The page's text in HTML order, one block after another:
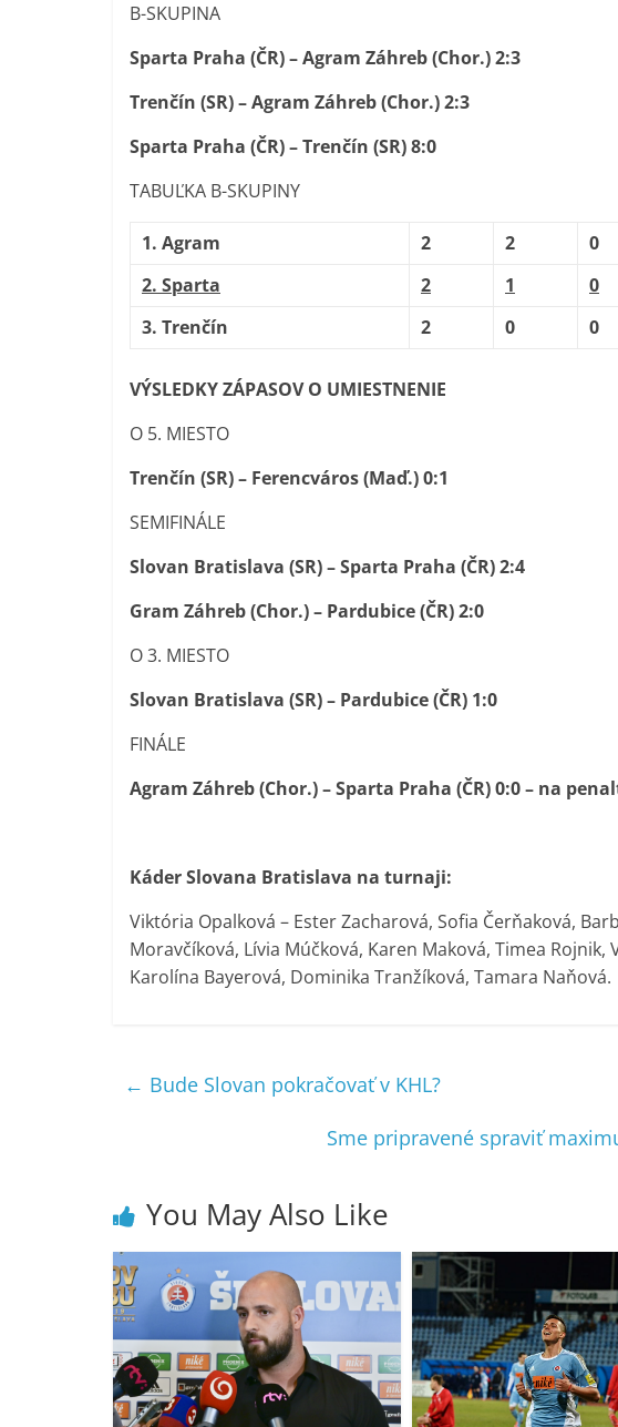
B-SKUPINA
Sparta Praha (ČR) – Agram Záhreb (Chor.) 2:3
Trenčín (SR) – Agram Záhreb (Chor.) 2:3
Sparta Praha (ČR) – Trenčín (SR) 8:0
TABUĽKA B-SKUPINY
1. Agram 2 2 0
2. Sparta
2 1 0
3. Trenčín
2 0 0
VÝSLEDKY ZÁPASOV O UMIESTNENIE
O 5. MIESTO
Trenčín (SR) – Ferencváros (Maď.) 0:1
SEMIFINÁLE
Slovan Bratislava (SR) – Sparta Praha (ČR) 2:4
Gram Záhreb (Chor.) – Pardubice (ČR) 2:0
O 3. MIESTO
Slovan Bratislava (SR) – Pardubice (ČR) 1:0
FINÁLE
Agram Záhreb (Chor.) – Sparta Praha (ČR) 0:0 – na
Káder Slovana Bratislava na turnaji:
Viktória Opalková – Ester Zacharová, Sofia Čerňaková,
Moravčíková, Lívia Múčková, Karen Maková, Timea Rojnik,
Karolína Bayerová, Dominika Tranžíková, Tamara Naňová.
← Bude Slovan pokračovať v KHL?
Sme pripravené spraviť
You May Also Like